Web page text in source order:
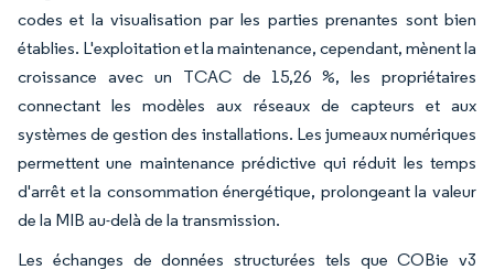
codes et la visualisation par les parties prenantes sont bien
établies. L'exploitation et la maintenance, cependant, mènent la
croissance avec un TCAC de 15,26 %, les propriétaires
connectant les modèles aux réseaux de capteurs et aux
systèmes de gestion des installations. Les jumeaux numériques
permettent une maintenance prédictive qui réduit les temps
d'arrêt et la consommation énergétique, prolongeant la valeur
de la MIB au-delà de la transmission.
Les échanges de données structurées tels que COBie v3